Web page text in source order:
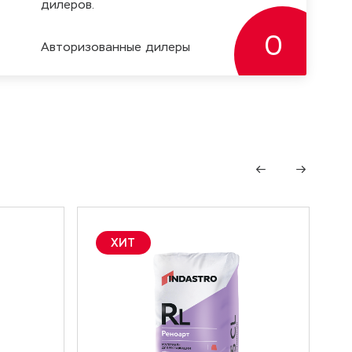
дилеров.
Авторизoванные дилеры 0
ХИТ